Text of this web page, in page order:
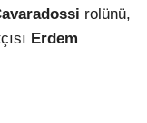
rolünü,
Erdem